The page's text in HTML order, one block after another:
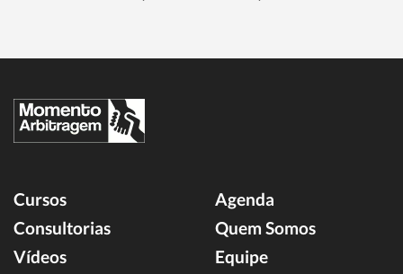
Cursos
Consultorias
Vídeos
Agenda
Quem Somos
Equipe